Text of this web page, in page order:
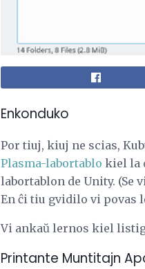
Enkonduko
Por tiuj, kiuj ne scias,
Plasma-labortablo kiel la
labortablon de Unity. (Se
En ĉi tiu gvidilo vi povas
Vi ankaŭ lernos kiel
Printante Muntitajn